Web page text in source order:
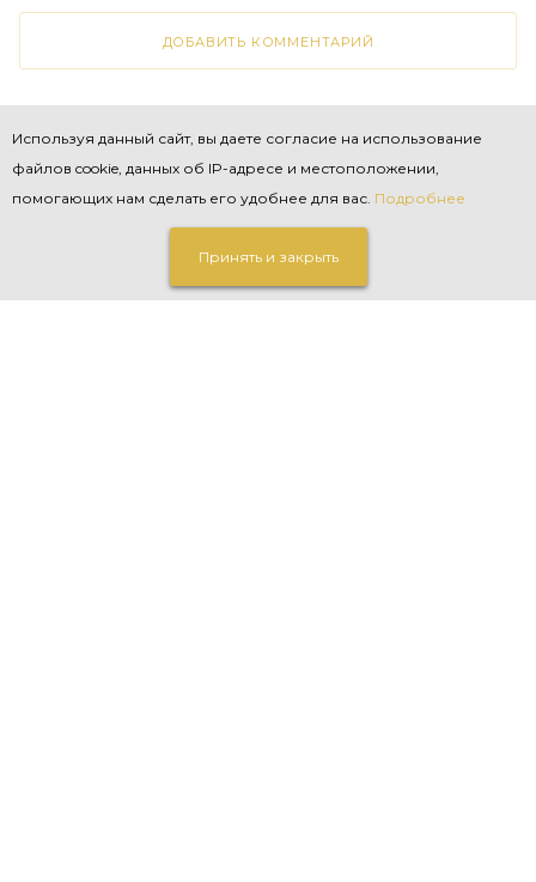
ДОБАВИТЬ КОММЕНТАРИЙ
Используя данный сайт, вы даете согласие на использование
файлов cookie, данных об IP-адресе и местоположении,
помогающих нам сделать его удобнее для вас. Подробнее
Принять и закрыть